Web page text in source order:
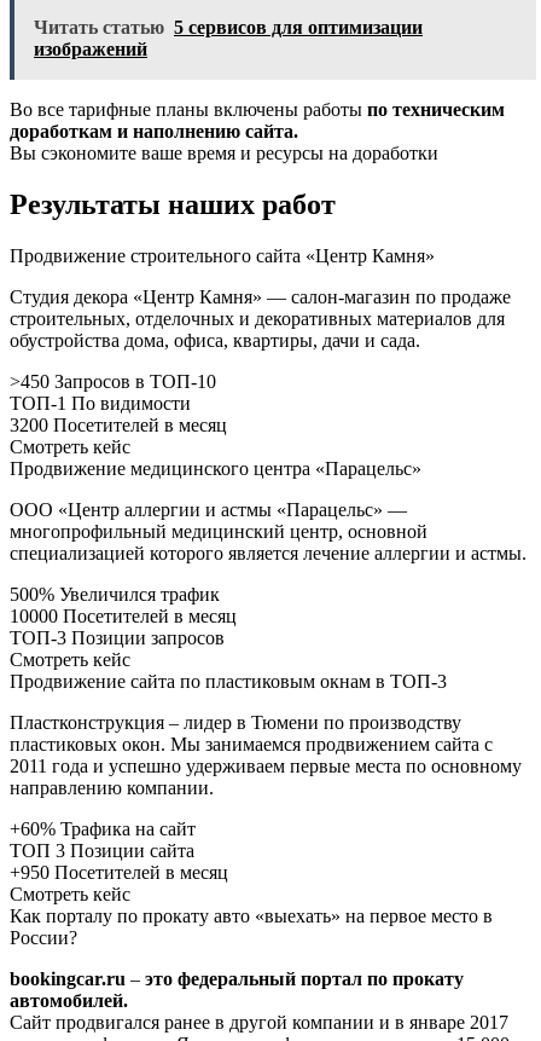
Читать статью 5 сервисов для оптимизации
изображений
Во все тарифные планы включены работы по техническим
доработкам и наполнению сайта.
Вы сэкономите ваше время и ресурсы на доработки
Результаты наших работ
Продвижение строительного сайта «Центр Камня»
Студия декора «Центр Камня» — салон-магазин по продаже
строительных, отделочных и декоративных материалов для
обустройства дома, офиса, квартиры, дачи и сада.
>450 Запросов в ТОП-10
ТОП-1 По видимости
3200 Посетителей в месяц
Смотреть кейс
Продвижение медицинского центра «Парацельс»
ООО «Центр аллергии и астмы «Парацельс» —
многопрофильный медицинский центр, основной
специализацией которого является лечение аллергии и астмы.
500% Увеличился трафик
10000 Посетителей в месяц
ТОП-3 Позиции запросов
Смотреть кейс
Продвижение сайта по пластиковым окнам в ТОП-3
Пластконструкция – лидер в Тюмени по производству
пластиковых окон. Мы занимаемся продвижением сайта с
2011 года и успешно удерживаем первые места по основному
направлению компании.
+60% Трафика на сайт
ТОП 3 Позиции сайта
+950 Посетителей в месяц
Смотреть кейс
Как порталу по прокату авто «выехать» на первое место в
России?
bookingcar.ru – это федеральный портал по прокату
автомобилей.
Сайт продвигался ранее в другой компании и в январе 2017